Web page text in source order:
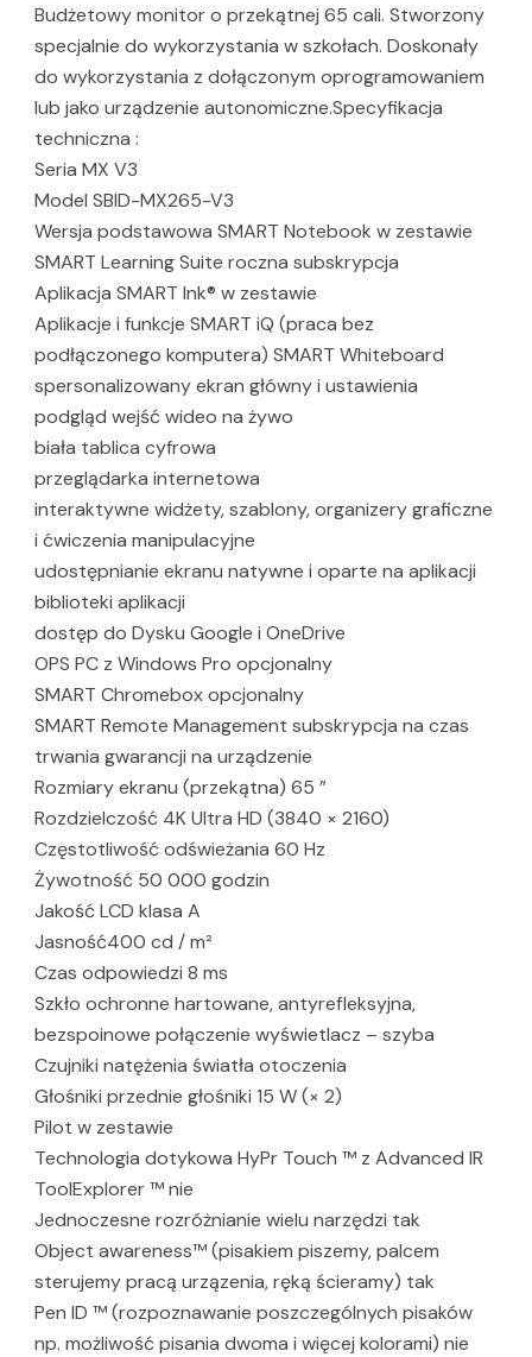
Budżetowy monitor o przekątnej 65 cali. Stworzony
specjalnie do wykorzystania w szkołach. Doskonały
do wykorzystania z dołączonym oprogramowaniem
lub jako urządzenie autonomiczne.Specyfikacja
techniczna :
Seria MX V3
Model SBID-MX265-V3
Wersja podstawowa SMART Notebook w zestawie
SMART Learning Suite roczna subskrypcja
Aplikacja SMART Ink® w zestawie
Aplikacje i funkcje SMART iQ (praca bez
podłączonego komputera) SMART Whiteboard
spersonalizowany ekran główny i ustawienia
podgląd wejść wideo na żywo
biała tablica cyfrowa
przeglądarka internetowa
interaktywne widżety, szablony, organizery graficzne
i ćwiczenia manipulacyjne
udostępnianie ekranu natywne i oparte na aplikacji
biblioteki aplikacji
dostęp do Dysku Google i OneDrive
OPS PC z Windows Pro opcjonalny
SMART Chromebox opcjonalny
SMART Remote Management subskrypcja na czas
trwania gwarancji na urządzenie
Rozmiary ekranu (przekątna) 65 ”
Rozdzielczość 4K Ultra HD (3840 × 2160)
Częstotliwość odświeżania 60 Hz
Żywotność 50 000 godzin
Jakość LCD klasa A
Jasność400 cd / m²
Czas odpowiedzi 8 ms
Szkło ochronne hartowane, antyrefleksyjna,
bezspoinowe połączenie wyświetlacz – szyba
Czujniki natężenia światła otoczenia
Głośniki przednie głośniki 15 W (× 2)
Pilot w zestawie
Technologia dotykowa HyPr Touch ™ z Advanced IR
ToolExplorer ™ nie
Jednoczesne rozróżnianie wielu narzędzi tak
Object awareness™ (pisakiem piszemy, palcem
sterujemy pracą urzązenia, ręką ścieramy) tak
Pen ID ™ (rozpoznawanie poszczególnych pisaków
np. możliwość pisania dwoma i więcej kolorami) nie